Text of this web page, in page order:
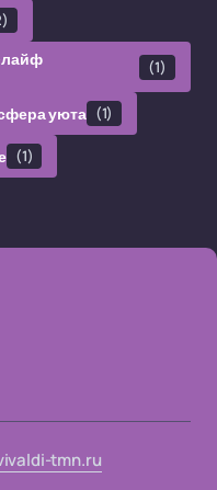
лайф (1)
уюта (1)
(1)
tmn.ru